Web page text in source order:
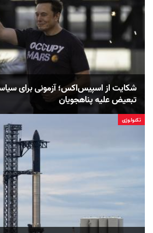
شکایت از اسپیس‌اکس؛ آزمونی برای
تبعیض علیه پناهجویان
تکنولوژی